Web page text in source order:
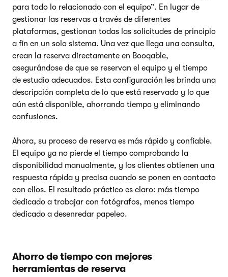
para todo lo relacionado con el equipo”. En lugar de
gestionar las reservas a través de diferentes
plataformas, gestionan todas las solicitudes de principio
a fin en un solo sistema. Una vez que llega una consulta,
crean la reserva directamente en Booqable,
asegurándose de que se reservan el equipo y el tiempo
de estudio adecuados. Esta configuración les brinda una
descripción completa de lo que está reservado y lo que
aún está disponible, ahorrando tiempo y eliminando
confusiones.
Ahora, su proceso de reserva es más rápido y confiable.
El equipo ya no pierde el tiempo comprobando la
disponibilidad manualmente, y los clientes obtienen una
respuesta rápida y precisa cuando se ponen en contacto
con ellos. El resultado práctico es claro: más tiempo
dedicado a trabajar con fotógrafos, menos tiempo
dedicado a desenredar papeleo.
Ahorro de tiempo con mejores
herramientas de reserva